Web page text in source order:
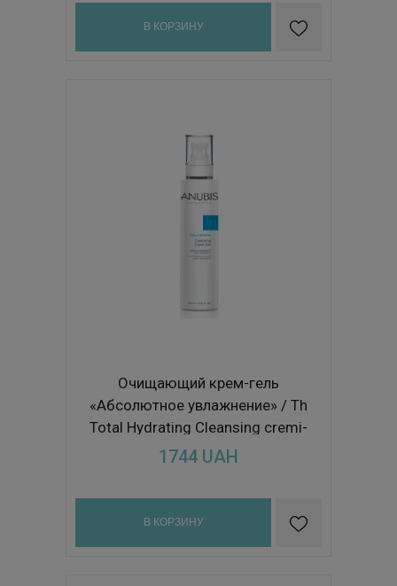
В КОРЗИНУ
Очищающий крем-гель
«Абсолютное увлажнение» / Th
Total Hydrating Cleansing cremi-
gel 250ml
1744 UAH
В КОРЗИНУ